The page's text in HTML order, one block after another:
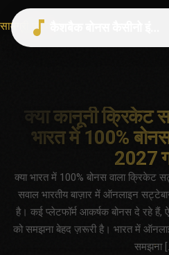
सामग्री पर जाएं
क्या कानूनी क्रिकेट
भारत में 100%
2027
क्या भारत में 100% बोनस वाला क्रिकेट
सवाल भारतीय बाज़ार में ऑनलाइन
है। कई प्लेटफॉर्म आकर्षक बोनस दे रहे
को समझना बेहद ज़रूरी है। भारत में
समझना